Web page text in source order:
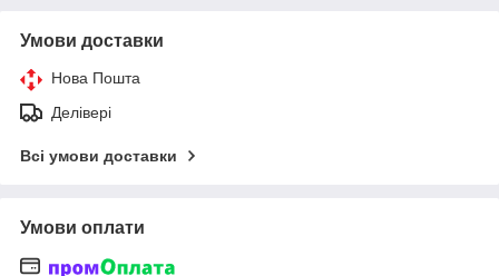
Умови доставки
Нова Пошта
Делівері
Всі умови доставки
Умови оплати